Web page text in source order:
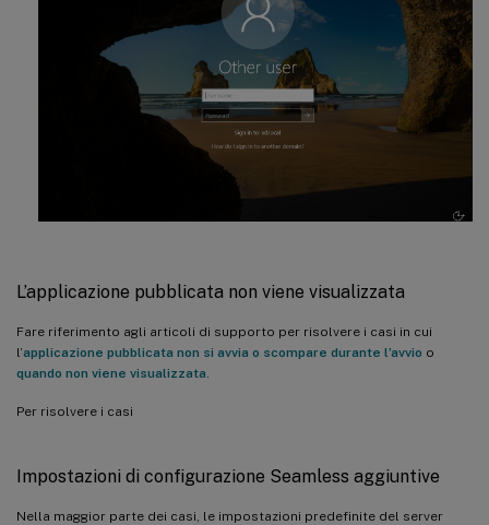
L’applicazione pubblicata non viene visualizzata
Fare riferimento agli articoli di supporto per risolvere i casi in cui
l’applicazione pubblicata non si avvia o scompare durante l’avvio o
quando non viene visualizzata
Per risolvere i casi
Impostazioni di configurazione Seamless aggiuntive
Nella maggior parte dei casi, le impostazioni predefinite del server